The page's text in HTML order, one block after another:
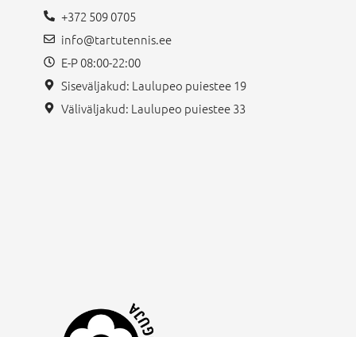
+372 509 0705
info@tartutennis.ee
E-P 08:00-22:00
Siseväljakud: Laulupeo puiestee 19
Väliväljakud: Laulupeo puiestee 33